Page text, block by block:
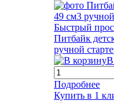
Быстрый
Питбайк
ручной
В
Подробнее
Купить в 1